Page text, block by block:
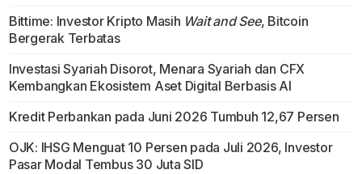
Bittime: Investor Kripto Masih Wait and See, Bitcoin
Bergerak Terbatas
Investasi Syariah Disorot, Menara Syariah dan CFX
Kembangkan Ekosistem Aset Digital Berbasis AI
Kredit Perbankan pada Juni 2026 Tumbuh 12,67 Persen
OJK: IHSG Menguat 10 Persen pada Juli 2026, Investor
Pasar Modal Tembus 30 Juta SID